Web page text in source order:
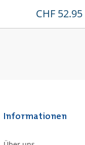
regulärer preis:
CHF 52.95
Informationen